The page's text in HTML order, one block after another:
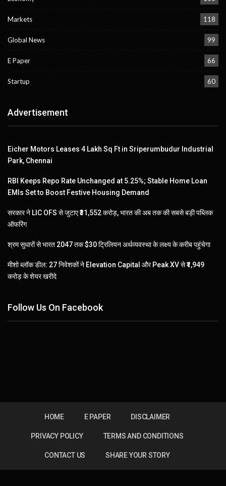
Markets 118
Global News 99
E Paper 66
Startup 60
Advertisement
Eicher Motors Leases 4 Lakh Sq Ft in Sriperumbudur Industrial
Park, Chennai
RBI Keeps Repo Rate Unchanged at 5.25%; Stable Home Loan
EMIs Set to Boost Festive Housing Demand
सरकार ने LIC OFS से जुटाए ₹31,552 करोड़, भारत की अब तक की सबसे बड़ी पब्लिक
ऑफरिंग
श्रम सुधारों से भारत 2047 तक $30 ट्रिलियन अर्थव्यवस्था के लक्ष्य के करीब पहुंचेगा
मीशो ब्लॉक डील: 27 निवेशकों ने Elevation Capital और Peak XV से ₹1,949
करोड़ के शेयर खरीदे
Follow Us On Facebook
HOME E PAPER DISCLAIMER
PRIVACY POLICY TERMS AND CONDITIONS
CONTACT US SHARE YOUR STORY